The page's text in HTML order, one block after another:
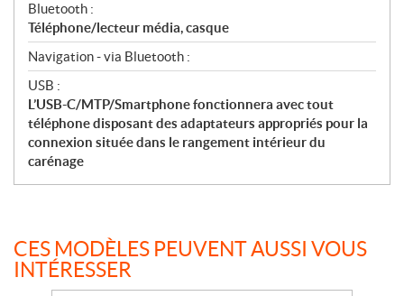
Bluetooth :
Téléphone/lecteur média, casque
Navigation - via Bluetooth :
USB :
L’USB-C/MTP/Smartphone fonctionnera avec tout
téléphone disposant des adaptateurs appropriés pour la
connexion située dans le rangement intérieur du
carénage
CES MODÈLES PEUVENT AUSSI VOUS
INTÉRESSER